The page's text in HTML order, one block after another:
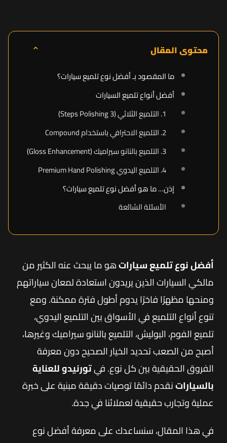
محتوى المقال ⌃
ما المقصود بـ أفضل نوع تلميع سيارات؟
أفضل أنواع تلميع السيارات
1. التلميع الثلاثي (3 Steps Polishing)
2. التلميع الاحترافي باستخدام Compound
3. التلميع بالنانو سيراميك (Gloss Enhancement)
4. التلميع اليدوي Premium Hand Polishing
إذن… ما هو أفضل نوع تلميع سيارات؟
الأسئلة الشائعة
أفضل نوع تلميع سياراتهو ما يبحث عنه الكثير من
مالكي السيارات الذين يريدون استعادة لمعان سياراتهم
ومنحها مظهرًا فاخرًا يدوم أطول فترة ممكنة. ومع
تنوع أنواع التلميع في الأسواق بين التلميع اليدوي،
تلميع الفوم، البوليش، التلميع بالنانو سيراميك وغيرها،
أصبح من الصعب تحديد الخيار الصحيح دون معرفة
الفروق الحقيقية بين كل نوع. فيتورنيدو للعناية
بالسياراتنقدم دائمًا توصيات دقيقة مبنية على خبرة
عملية وتجارب حقيقية لعملائنا في جدة.
في هذا المقال، سنساعدك على معرفة أفضل نوع